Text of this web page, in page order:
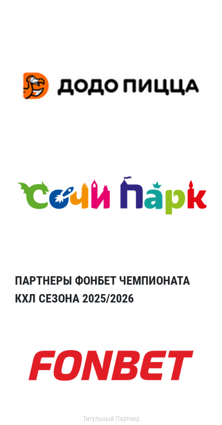
ПАРТНЕРЫ ФОНБЕТ ЧЕМПИОНАТА
КХЛ СЕЗОНА 2025/2026
Титульный Партнер